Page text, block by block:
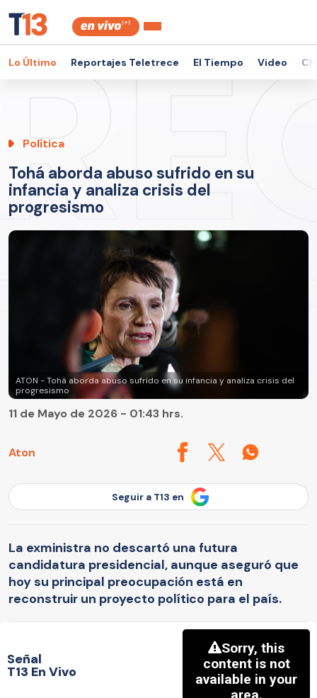
Lo Último Reportajes Teletrece El Tiempo Video
Política
Tohá aborda abuso sufrido en su
infancia y analiza crisis del
progresismo
ATON - Tohá aborda abuso sufrido en su infancia y analiza crisis del
progresismo
Aton
11 de Mayo de 2026 - 01:43 hrs.
Seguir a T13 en
La exministra no descartó una futura
candidatura presidencial, aunque aseguró que
hoy su principal preocupación está en
reconstruir un proyecto político para el país.
Señal
T13 En Vivo